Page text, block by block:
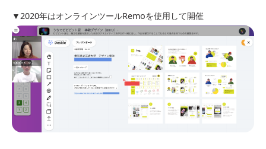
▼2020年はオンラインツールRemoを使用して開催